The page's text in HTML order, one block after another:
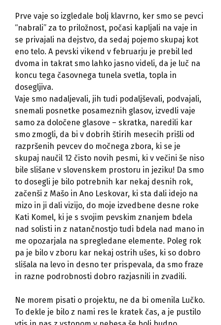
Prve vaje so izgledale bolj klavrno, ker smo se pevci
“nabrali” za to priložnost, počasi kapljali na vaje in
se privajali na dejstvo, da sedaj pojemo skupaj kot
eno telo. A pevski vikend v februarju je prebil led
dvoma in takrat smo lahko jasno videli, da je luč na
koncu tega časovnega tunela svetla, topla in
dosegljiva.
Vaje smo nadaljevali, jih tudi podaljševali, podvajali,
snemali posnetke posameznih glasov, izvedli vaje
samo za določene glasove – skratka, naredili kar
smo zmogli, da bi v dobrih štirih mesecih prišli od
razpršenih pevcev do močnega zbora, ki se je
skupaj naučil 12 čisto novih pesmi, ki v večini še niso
bile slišane v slovenskem prostoru in jeziku! Da smo
to dosegli je bilo potrebnih kar nekaj desnih rok,
začenši z Mašo in Ano Leskovar, ki sta dali idejo na
mizo in ji dali vizijo, do moje izvedbene desne roke
Kati Komel, ki je s svojim pevskim znanjem bdela
nad solisti in z natančnostjo tudi bdela nad mano in
me opozarjala na spregledane elemente. Poleg rok
pa je bilo v zboru kar nekaj ostrih ušes, ki so dobro
slišala na levo in desno ter prispevala, da smo fraze
in razne podrobnosti dobro razjasnili in zvadili.
Ne morem pisati o projektu, ne da bi omenila Lučko.
To dekle je bilo z nami res le kratek čas, a je pustilo